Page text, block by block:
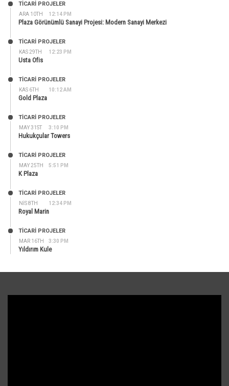
ARA 10TH 12:14 PM
TİCARİ PROJELER
Plaza Görünümlü Sanayi Projesi: Modern Sanayi Merkezi
KAS 29TH 12:23 PM
TİCARİ PROJELER
Usta Ofis
KAS 6TH 10:12 AM
TİCARİ PROJELER
Gold Plaza
MAY 31ST 3:10 PM
TİCARİ PROJELER
Hukukçular Towers
MAY 25TH 5:51 PM
TİCARİ PROJELER
K Plaza
NIS 8TH 12:34 PM
TİCARİ PROJELER
Royal Marin
MAR 16TH 3:30 PM
TİCARİ PROJELER
Yıldırım Kule